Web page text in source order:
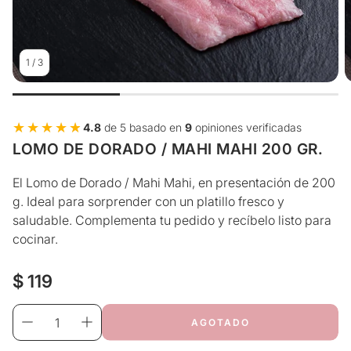
1 / 3
★★★★★
★★★★★ 4.8 de 5 basado en 9 opiniones verificadas
LOMO DE DORADO / MAHI MAHI 200 GR.
El Lomo de Dorado / Mahi Mahi, en presentación de 200
g. Ideal para sorprender con un platillo fresco y
saludable. Complementa tu pedido y recíbelo listo para
cocinar.
Precio
regular
$ 119
AGOTADO